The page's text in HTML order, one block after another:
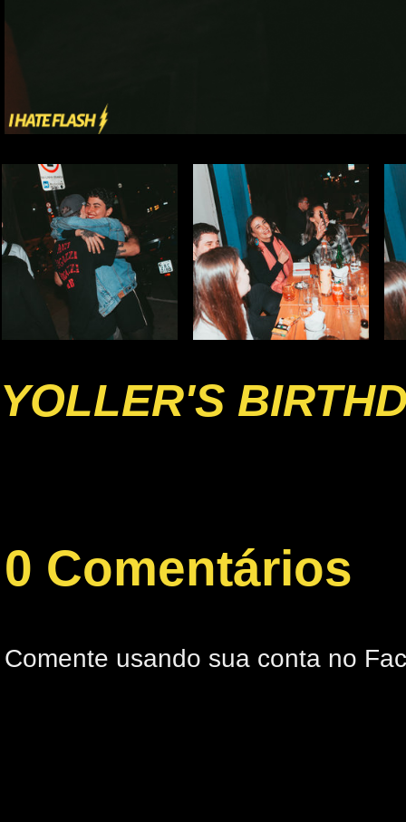
YOLLER'S
0 Comentários
Comente usando sua conta no